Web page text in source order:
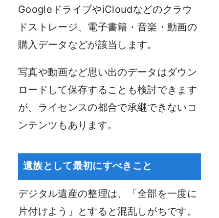
GoogleドライブやiCloudなどのクラウ
ドストレージ、電子書籍・音楽・動画の
購入データなどが該当します。
写真や動画など思い出のデータはダウン
ロードして保存することも検討できます
が、ライセンスの都合で承継できないコ
ンテンツもあります。
遺族として最初にすべきこと
デジタル遺産の整理は、「全部を一度に
片付けよう」とすると混乱しがちです。